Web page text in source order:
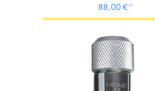
88,00 € HT